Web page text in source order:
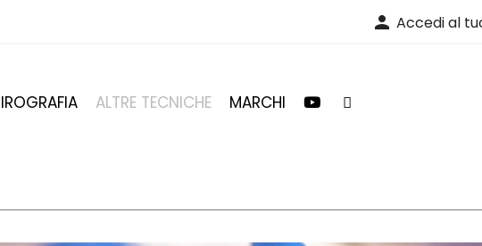
person Accedi al
ALTRE TECNICHE MARCHI